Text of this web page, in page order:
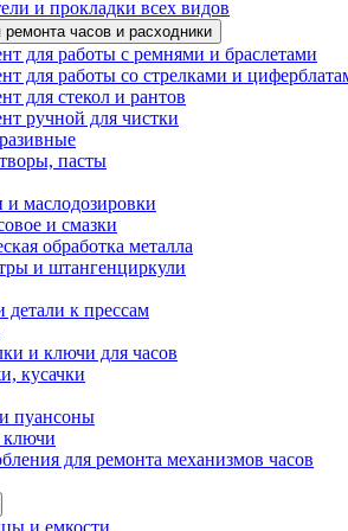
и прокладки всех видов
часов и расходники
для работы с ремнями и браслетами
для работы со стрелками и
для стекол и рантов
ручной для чистки
пасты
маслодозировки
и смазки
обработка металла
и штангенциркули
детали к прессам
и ключи для часов
кусачки
пуансоны
для ремонта механизмов часов
и емкости